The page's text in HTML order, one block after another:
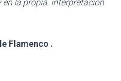
en la propia interpretación
Flamenco .